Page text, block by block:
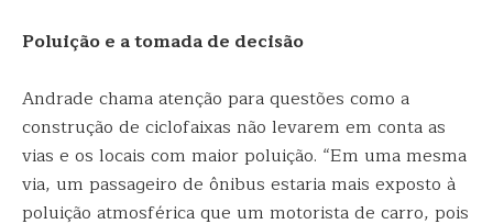
Poluição e a tomada de decisão
Andrade chama atenção para questões como a
construção de ciclofaixas não levarem em conta as
vias e os locais com maior poluição. “Em uma mesma
via, um passageiro de ônibus estaria mais exposto à
poluição atmosférica que um motorista de carro, pois